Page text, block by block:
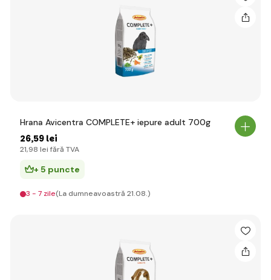
Hrana Avicentra COMPLETE+ iepure adult 700g
26,59 lei
21,98 lei fără TVA
+ 5 puncte
3 - 7 zile(La dumneavoastră 21.08.)